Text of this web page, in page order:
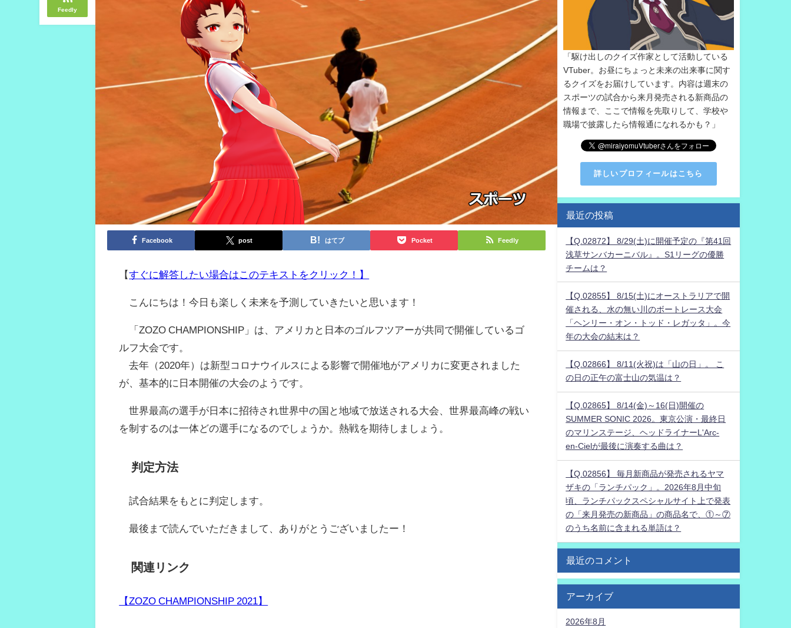
Feedly
Facebook post はてブ Pocket Feedly
【すぐに解答したい場合はこのテキストをクリック！】
こんにちは！今日も楽しく未来を予測していきたいと思います！
「ZOZO CHAMPIONSHIP」は、アメリカと日本のゴルフツアーが共同で開催しているゴ
ルフ大会です。
去年（2020年）は新型コロナウイルスによる影響で開催地がアメリカに変更されました
が、基本的に日本開催の大会のようです。
世界最高の選手が日本に招待され世界中の国と地域で放送される大会、世界最高峰の戦い
を制するのは一体どの選手になるのでしょうか。熱戦を期待しましょう。
判定方法
試合結果をもとに判定します。
最後まで読んでいただきまして、ありがとうございましたー！
関連リンク
【ZOZO CHAMPIONSHIP 2021】
「駆け出しのクイズ作家として活動している
VTuber。お昼にちょっと未来の出来事に関す
るクイズをお届けしています。内容は週末の
スポーツの試合から来月発売される新商品の
情報まで、ここで情報を先取りして、学校や
職場で披露したら情報通になれるかも？」
詳しいプロフィールはこちら
最近の投稿
【Q.02872】 8/29(土)に開催予定の『第41回
浅草サンバカーニバル』。S1リーグの優勝
チームは？
【Q.02855】 8/15(土)にオーストラリアで開
催される、水の無い川のボートレース大会
「ヘンリー・オン・トッド・レガッタ」。今
年の大会の結末は？
【Q.02866】 8/11(火祝)は「山の日」。 こ
の日の正午の富士山の気温は？
【Q.02865】 8/14(金)～16(日)開催の
SUMMER SONIC 2026。東京公演・最終日
のマリンステージ、ヘッドライナーL'Arc-
en-Cielが最後に演奏する曲は？
【Q.02856】 毎月新商品が発売されるヤマ
ザキの「ランチパック」。2026年8月中旬
頃、ランチパックスペシャルサイト上で発表
の「来月発売の新商品」の商品名で、①～⑦
のうち名前に含まれる単語は？
最近のコメント
アーカイブ
2026年8月